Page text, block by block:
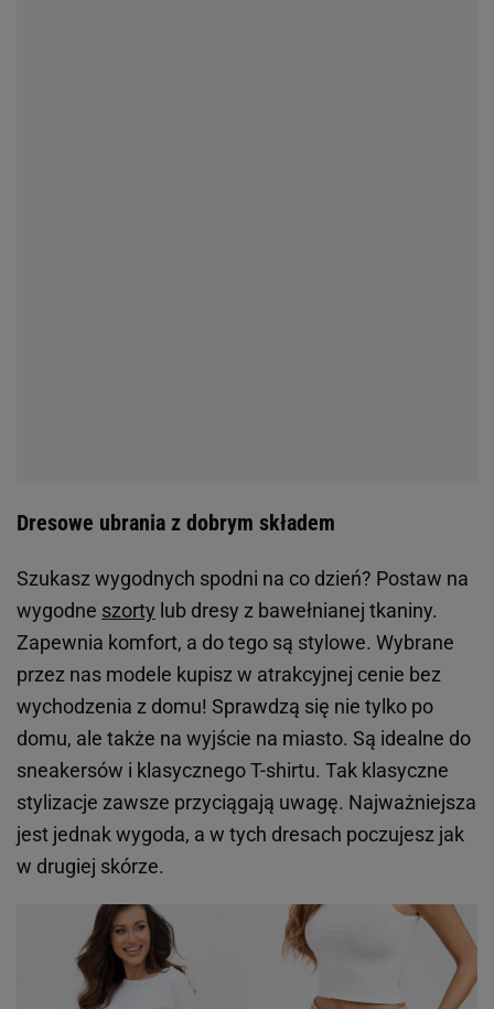
Dresowe ubrania z dobrym składem
Szukasz wygodnych spodni na co dzień? Postaw na
wygodne szorty lub dresy z bawełnianej tkaniny.
Zapewnia komfort, a do tego są stylowe. Wybrane
przez nas modele kupisz w atrakcyjnej cenie bez
wychodzenia z domu! Sprawdzą się nie tylko po
domu, ale także na wyjście na miasto. Są idealne do
sneakersów i klasycznego T-shirtu. Tak klasyczne
stylizacje zawsze przyciągają uwagę. Najważniejsza
jest jednak wygoda, a w tych dresach poczujesz jak
w drugiej skórze.